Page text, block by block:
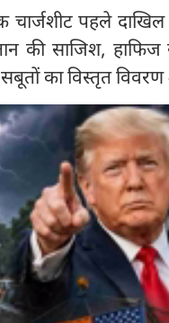
पहले दाखिल
की साजिश,
का विस्तृत विवरण